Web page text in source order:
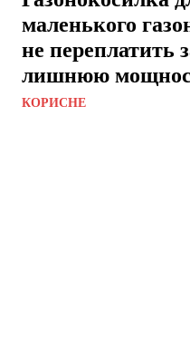
маленького
не переплатить
лишнюю
КОРИСНЕ